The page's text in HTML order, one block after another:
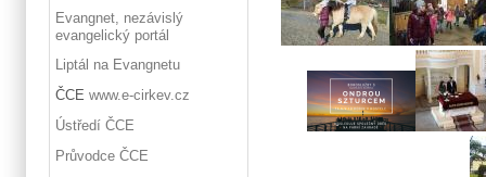
Evangnet, nezávislý
evangelický portál
Liptál na Evangnetu
ČCE www.e-cirkev.cz
Ústředí ČCE
Průvodce ČCE